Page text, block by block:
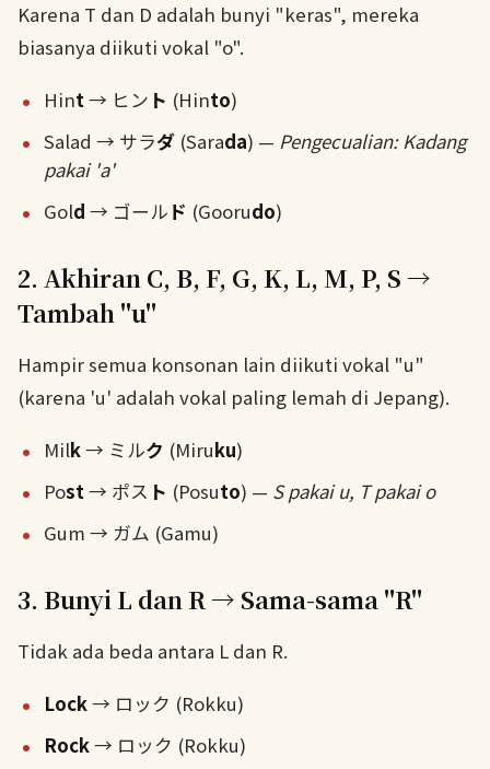
Karena T dan D adalah bunyi "keras", mereka
biasanya diikuti vokal "o".
Hint → ヒン ト (Hinto)
Salad → サラダ (Sarada) — Pengecualian: Kadang
pakai 'a'
Gold → ゴール ド (Goorudo)
2. Akhiran C, B, F, G, K, L, M, P, S →
Tambah "u"
Hampir semua konsonan lain diikuti vokal "u"
(karena 'u' adalah vokal paling lemah di Jepang).
Milk→ ミルク (Miruku)
Post → ポス ト (Posuto) — S pakai u, T pakai o
Gum → ガム (Gamu)
3. Bunyi L dan R → Sama-sama "R"
Tidak ada beda antara L dan R.
Lock→ ロック (Rokku)
Rock→ ロック (Rokku)